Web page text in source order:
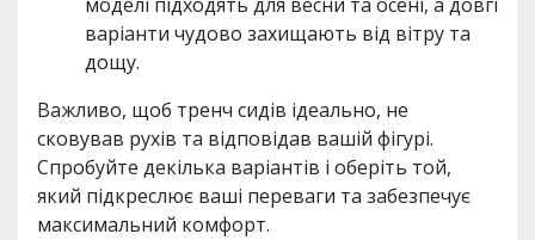
варіанти чудово захищають від вітру та
дощу.
Важливо, щоб тренч сидів ідеально, не
сковував рухів та відповідав вашій фігурі.
Спробуйте декілька варіантів і оберіть той,
який підкреслює ваші переваги та забезпечує
максимальний комфорт.